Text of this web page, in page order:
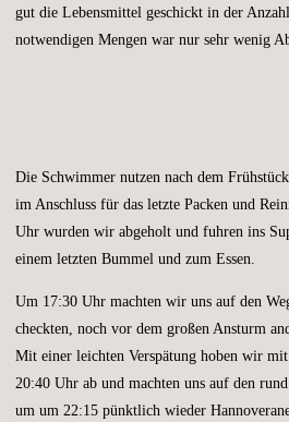
gut die Lebensmittel geschickt in der
notwendigen Mengen war nur sehr wenig
Die Schwimmer nutzen nach dem
im Anschluss für das letzte Packen und
Uhr wurden wir abgeholt und fuhren ins
einem letzten Bummel und zum Essen.
Um 17:30 Uhr machten wir uns auf den
checkten, noch vor dem großen Ansturm
Mit einer leichten Verspätung hoben wir
20:40 Uhr ab und machten uns auf den
um um 22:15 pünktlich wieder